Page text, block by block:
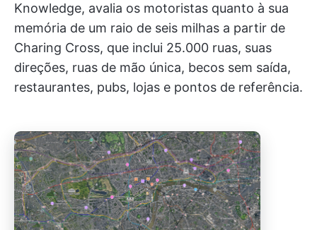
Knowledge, avalia os motoristas quanto à sua
memória de um raio de seis milhas a partir de
Charing Cross, que inclui 25.000 ruas, suas
direções, ruas de mão única, becos sem saída,
restaurantes, pubs, lojas e pontos de referência.